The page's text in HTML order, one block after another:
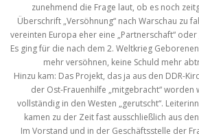
zunehmend die Frage laut, ob es noch
Überschrift „Versöhnung“ nach Warschau zu
vereinten Europa eher eine „Partnerschaft“ oder
Es ging für die nach dem 2. Weltkrieg
mehr versöhnen, keine Schuld mehr
Hinzu kam: Das Projekt, das ja aus den DDR-
der Ost-Frauenhilfe „mitgebracht“ worden
vollständig in den Westen „gerutscht“.
kamen zu der Zeit fast ausschließlich aus
Im Vorstand und in der Geschäftsstelle der